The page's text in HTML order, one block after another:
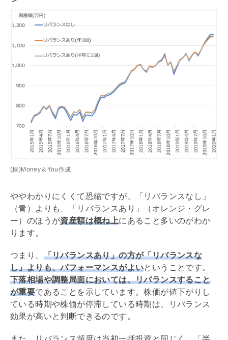
(株)Money＆You作成
ややわかりにくくて恐縮ですが、「リバランスなし」
（青）よりも、「リバランスあり」（オレンジ・グレ
ー）のほうが資産額は概ね上にあること多いのがわか
ります。
つまり、 「リバランスあり」の方が「リバランスな
し」よりも、パフォーマンスがよいということです。
下落相場や調整局面においては、リバランスすること
が重要であることを示しています。株価が値下がりし
ている時期や株価が停滞している時期は、リバランス
効果が高いと判断できるのです。